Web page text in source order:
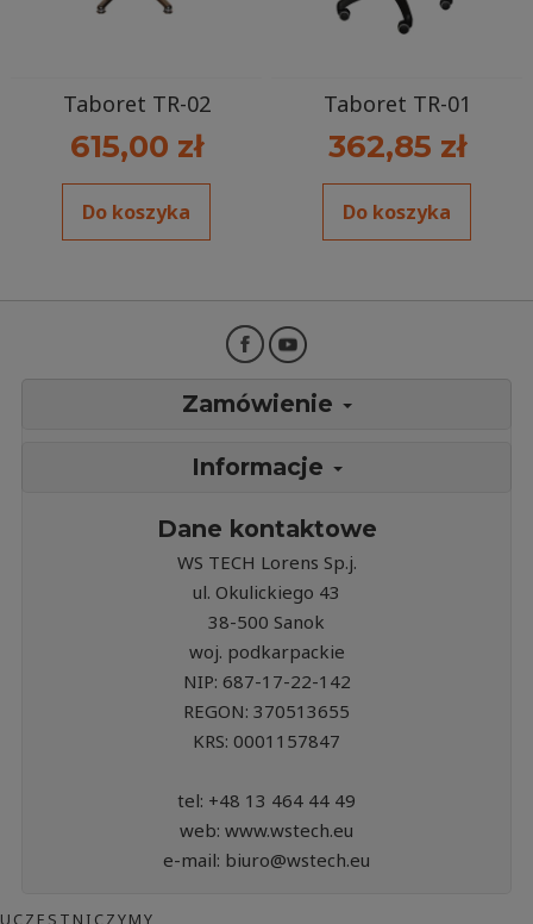
Taboret TR-02
615,00 zł
Do koszyka
Taboret TR-01
362,85 zł
Do koszyka
Zamówienie
Informacje
Dane kontaktowe
WS TECH Lorens Sp.j.
ul. Okulickiego 43
38-500 Sanok
woj. podkarpackie
NIP: 687-17-22-142
REGON: 370513655
KRS: 0001157847
tel: +48 13 464 44 49
web: www.wstech.eu
e-mail: biuro@wstech.eu
UCZESTNICZYMY